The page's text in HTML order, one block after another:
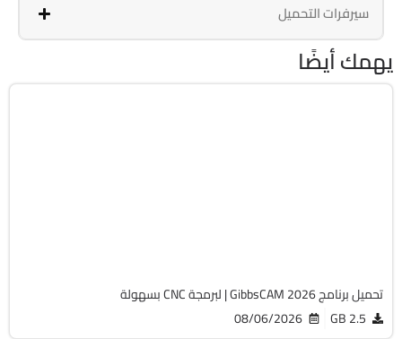
سيرفرات التحميل
يهمك أيضًا
تحميل برنامج GibbsCAM 2026 | لبرمجة CNC بسهولة
2.5 GB
08/06/2026